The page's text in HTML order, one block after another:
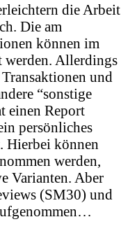
die Arbeit
Die am
können im
Allerdings
und
“sonstige
einen Report
persönliches
Hierbei können
werden,
Varianten. Aber
(SM30) und